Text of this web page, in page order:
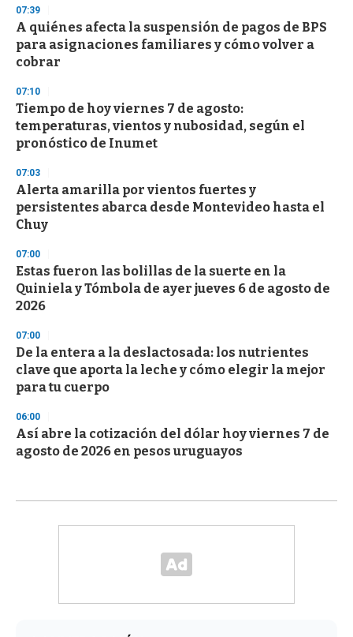
d
s
07:39
A quiénes afecta la suspensión de pagos de BPS
para asignaciones familiares y cómo volver a
cobrar
07:10
Tiempo de hoy viernes 7 de agosto:
temperaturas, vientos y nubosidad, según el
pronóstico de Inumet
07:03
Alerta amarilla por vientos fuertes y
persistentes abarca desde Montevideo hasta el
Chuy
07:00
Estas fueron las bolillas de la suerte en la
Quiniela y Tómbola de ayer jueves 6 de agosto de
2026
07:00
De la entera a la deslactosada: los nutrientes
clave que aporta la leche y cómo elegir la mejor
para tu cuerpo
06:00
Así abre la cotización del dólar hoy viernes 7 de
agosto de 2026 en pesos uruguayos